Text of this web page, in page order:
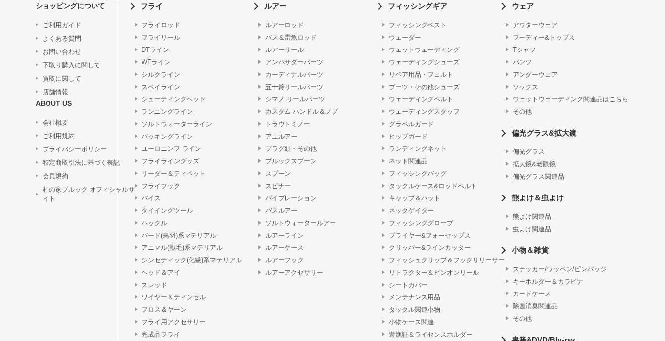
ショッピングについて
ご利用ガイド
よくある質問
お問い合わせ
下取り購入に関して
買取に関して
店舗情報
ABOUT US
会社概要
ご利用規約
プライバシーポリシー
特定商取引法に基づく表記
会員規約
杜の家ブルック オフィシャルサ
イト
フライ
フライロッド
フライリール
DTライン
WFライン
シルクライン
スペイライン
シューティングヘッド
ランニングライン
ソルトウォーターライン
バッキングライン
ユーロニンフ ライン
フライライングッズ
リーダー＆ティペット
フライフック
バイス
タイイングツール
ハックル
バード(鳥羽)系マテリアル
アニマル(獣毛)系マテリアル
シンセティック(化繊)系マテリアル
ヘッド＆アイ
スレッド
ワイヤー＆ティンセル
フロス＆ヤーン
フライ用アクセサリー
完成品フライ
ルアー
ルアーロッド
バス＆雷魚ロッド
ルアーリール
アンバサダーパーツ
カーディナルパーツ
五十鈴リールパーツ
シマノ リールパーツ
カスタム ハンドル＆ノブ
トラウトミノー
アユルアー
プラグ類・その他
ブルックスプーン
スプーン
スピナー
バイブレーション
バスルアー
ソルトウォータールアー
ルアーライン
ルアーケース
ルアーフック
ルアーアクセサリー
フィッシングギア
フィッシングベスト
ウェーダー
ウェットウェーディング
ウェーディングシューズ
リペア用品・フェルト
ブーツ・その他シューズ
ウェーディングベルト
ウェーディングスタッフ
グラベルガード
ヒップガード
ランディングネット
ネット関連品
フィッシングバッグ
タックルケース&ロッドベルト
キャップ＆ハット
ネックゲイター
フィッシンググローブ
プライヤー&フォーセップス
クリッパー&ラインカッター
フィッシュグリップ＆フックリリーサー
リトラクター＆ピンオンリール
シートカバー
メンテナンス用品
タックル関連小物
小物ケース関連
遊漁証＆ライセンスホルダー
ウェア
アウターウェア
フーディー&トップス
Tシャツ
パンツ
アンダーウェア
ソックス
ウェットウェーディング関連品はこちら
その他
偏光グラス&拡大鏡
偏光グラス
拡大鏡&老眼鏡
偏光グラス関連品
熊よけ＆虫よけ
熊よけ関連品
虫よけ関連品
小物＆雑貨
ステッカー/ワッペン/ピンバッジ
キーホルダー＆カラビナ
カードケース
除菌消臭関連品
その他